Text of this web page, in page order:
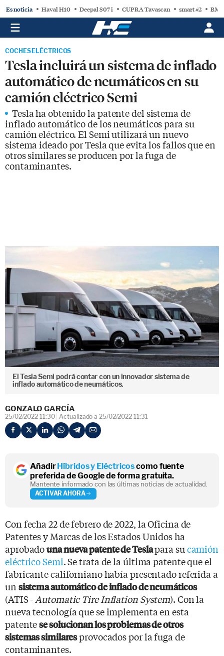
Es noticia Haval H10 Deepal S07 i CUPRA Tavascan smart #2
COCHES ELÉCTRICOS
Tesla incluirá un sistema de inflado
automático de neumáticos en su
camión eléctrico Semi
Tesla ha obtenido la patente del sistema de
inflado automático de los neumáticos para su
camión eléctrico. El Semi utilizará un nuevo
sistema ideado por Tesla que evita los fallos que en
otros similares se producen por la fuga de
contaminantes.
El Tesla Semi podrá contar con un innovador sistema de
inflado automático de neumáticos.
GONZALO GARCÍA
25/02/2022 11:30 Actualizado a 25/02/2022 11:31
AñadirHíbridos y Eléctricoscomo fuente
preferida de Google de forma gratuita.
Mantente informado con las últimas noticias de actualidad.
ACTIVAR AHORA
Con fecha 22 de febrero de 2022, la Oficina de
Patentes y Marcas de los Estados Unidos ha
aprobadouna nueva patente de Teslapara sucamión
eléctrico Semi. Se trata de la última patente que el
fabricante californiano había presentado referida a
un sistema automático de inflado de neumáticos
(ATIS -Automatic Tire Inflation System). Con la
nueva tecnología que se implementa en esta
patentese solucionan los problemas de otros
sistemas similaresprovocados por la fuga de
contaminantes.